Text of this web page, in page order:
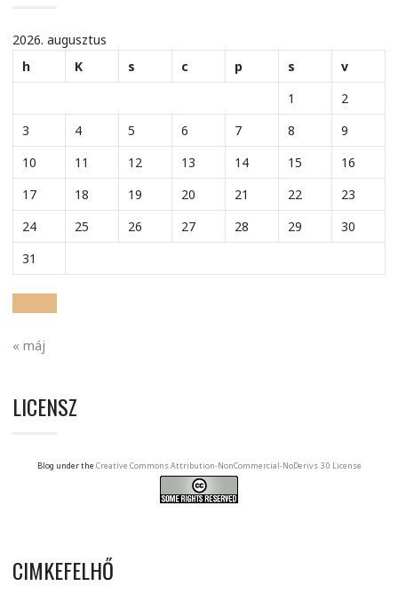
2026. augusztus
h
K s c p s
v
1
2
3
4 5 6 7 8
9
10
11 12 13 14 15
16
17
18 19 20 21 22
23
24
25 26 27 28 29
30
31
« máj
LICENSZ
Blog under the Creative Commons Attribution-NonCommercial-NoDerivs 3.0 License
CIMKEFELHŐ